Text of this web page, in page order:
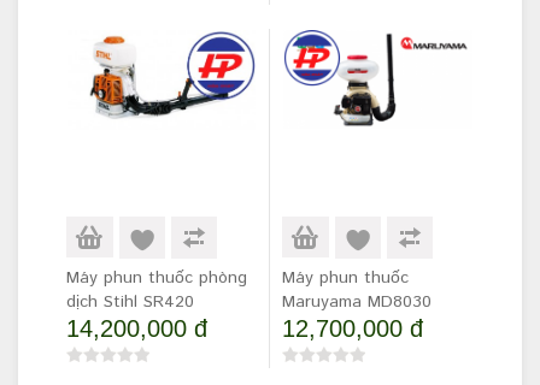
Máy phun thuốc phòng
dịch Stihl SR420
14,200,000 đ
Máy phun thuốc
Maruyama MD8030
12,700,000 đ